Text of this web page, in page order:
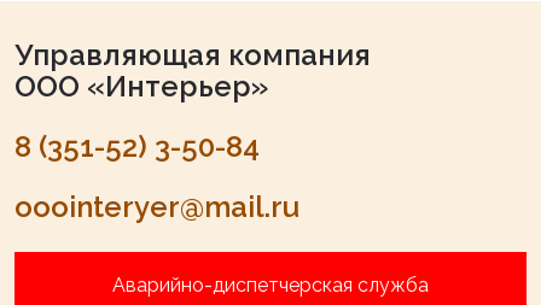
Управляющая компания
ООО «Интерьер»
8 (351-52) 3-50-84
ooointeryer@mail.ru
Аварийно-диспетчерская служба